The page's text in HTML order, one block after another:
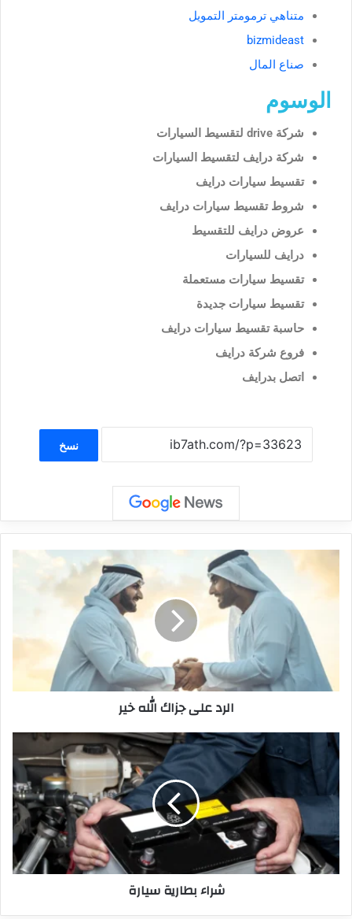
متناهي ترمومتر التمويل
bizmideast
صناع المال
الوسوم
شركة drive لتقسيط السيارات
شركة درايف لتقسيط السيارات
تقسيط سيارات درايف
شروط تقسيط سيارات درايف
عروض درايف للتقسيط
درايف للسيارات
تقسيط سيارات مستعملة
تقسيط سيارات جديدة
حاسبة تقسيط سيارات درايف
فروع شركة درايف
اتصل بدرايف
نسخ
الرد على جزاك الله خير
شراء بطارية سيارة